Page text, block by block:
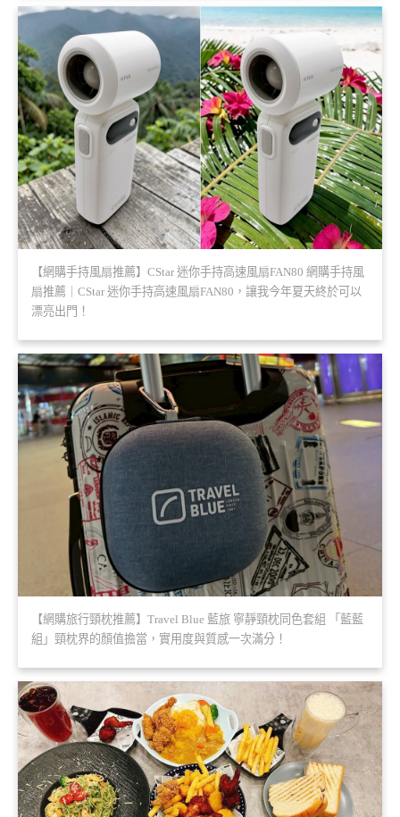
【網購手持風扇推薦】CStar 迷你手持高速風扇FAN80 網購手持風
扇推薦｜CStar 迷你手持高速風扇FAN80，讓我今年夏天終於可以
漂亮出門！
【網購旅行頸枕推薦】Travel Blue 藍旅 寧靜頸枕同色套組 「藍藍
組」頸枕界的顏值擔當，實用度與質感一次滿分！